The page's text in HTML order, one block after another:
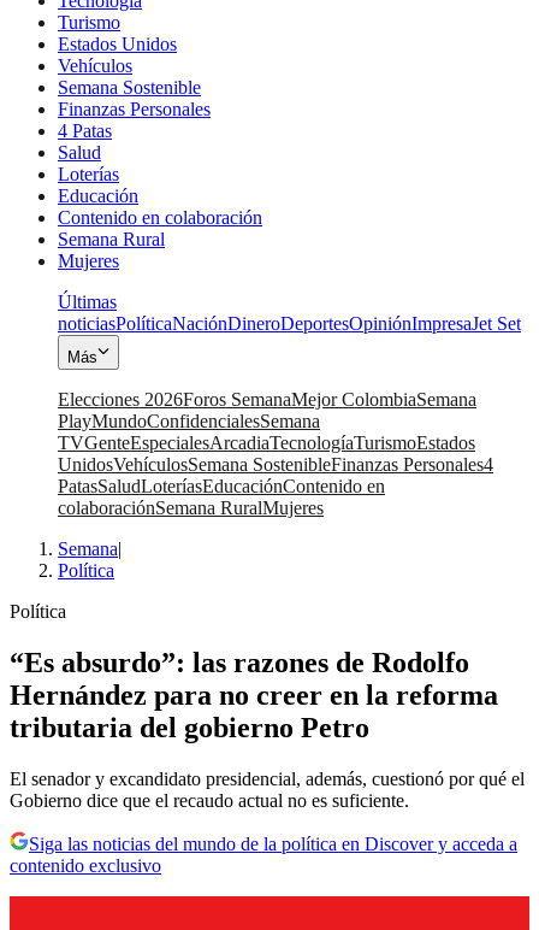
Turismo
Estados Unidos
Vehículos
Semana Sostenible
Finanzas Personales
4 Patas
Salud
Loterías
Educación
Contenido en colaboración
Semana Rural
Mujeres
Últimas
noticiasPolíticaNaciónDineroDeportesOpiniónImpresaJet Set
Más
Elecciones 2026Foros SemanaMejor ColombiaSemana
PlayMundoConfidencialesSemana
TVGenteEspecialesArcadiaTecnologíaTurismoEstados
UnidosVehículosSemana SostenibleFinanzas Personales4
PatasSaludLoteríasEducaciónContenido en
colaboraciónSemana RuralMujeres
Semana|
Política
Política
“Es absurdo”: las razones de Rodolfo
Hernández para no creer en la reforma
tributaria del gobierno Petro
El senador y excandidato presidencial, además, cuestionó por qué el
Gobierno dice que el recaudo actual no es suficiente.
Siga las noticias del mundo de la política en Discover y acceda a
contenido exclusivo